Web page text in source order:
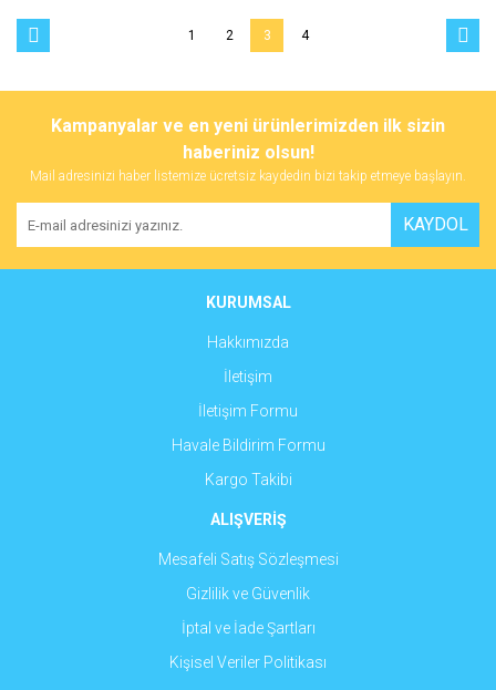
1 2 3 4
Kampanyalar ve en yeni ürünlerimizden ilk sizin
haberiniz olsun!
Mail adresinizi haber listemize ücretsiz kaydedin bizi takip etmeye başlayın.
KAYDOL
KURUMSAL
Hakkımızda
İletişim
İletişim Formu
Havale Bildirim Formu
Kargo Takibi
ALIŞVERİŞ
Mesafeli Satış Sözleşmesi
Gizlilik ve Güvenlik
İptal ve İade Şartları
Kişisel Veriler Politikası